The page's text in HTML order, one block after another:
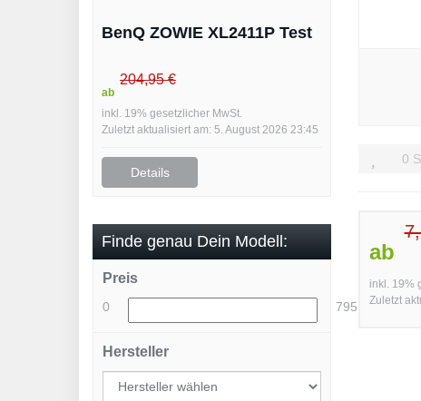
0
ab
inkl. 19%
Zuletzt
BenQ ZOWIE XL2411P Test
ab
204,95 €
inkl. 19% gesetzlicher MwSt.
Zuletzt aktualisiert am: 5. August 2026 23:45
Details
Finde genau Dein Modell:
Preis
0 795
Hersteller